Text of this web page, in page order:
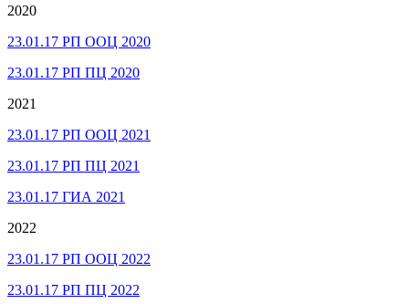
2020
23.01.17 РП ООЦ 2020
23.01.17 РП ПЦ 2020
2021
23.01.17 РП ООЦ 2021
23.01.17 РП ПЦ 2021
23.01.17 ГИА 2021
2022
23.01.17 РП ООЦ 2022
23.01.17 РП ПЦ 2022